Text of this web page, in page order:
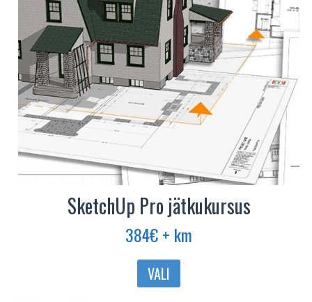
tootelehel.
SketchUp Pro jätkukursus
384€+ km
VALI
Sellel